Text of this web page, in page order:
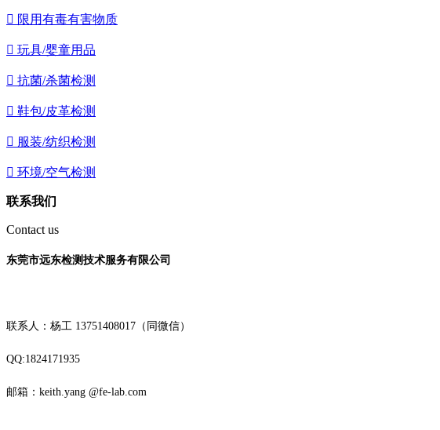
 限用有毒有害物质
 玩具/婴童用品
 抗菌/杀菌检测
 鞋包/皮革检测
 服装/纺织检测
 环境/空气检测
联系我们
Contact us
东莞市远东检测技术服务有限公司
联系人：杨工 13751408017（同微信）
QQ:1824171935
邮箱：keith.yang @fe-lab.com